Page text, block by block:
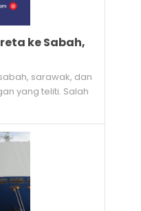
ke Sabah,
sarawak, dan
yang teliti. Salah